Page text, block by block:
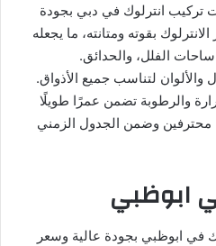
تركيب انترلوك في دبي بجودة
بقوته ومتانته، ما يجعله
ساحات الفلل، والحدائق.
والألوان لتناسب جميع الأذواق.
والرطوبة تضمن عمرًا طويلًا
محترفين وضمن الجدول الزمني
ابوظبي
في ابوظبي بجودة عالية وسعر